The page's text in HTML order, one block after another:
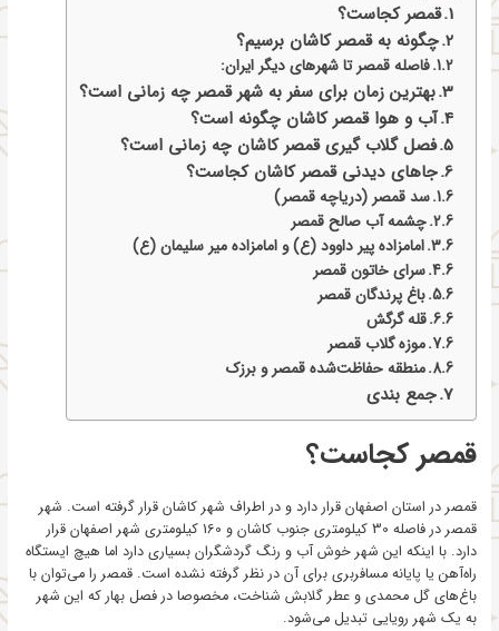
قمصر کجاست؟
چگونه به قمصر کاشان برسیم؟
فاصله قمصر تا شهرهای دیگر ایران:
بهترین زمان برای سفر به شهر قمصر چه زمانی است؟
آب و هوا قمصر کاشان چگونه است؟
فصل گلاب گیری قمصر کاشان چه زمانی است؟
جاهای دیدنی قمصر کاشان کجاست؟
سد قمصر (دریاچه قمصر)
چشمه آب صالح قمصر
امامزاده پیر داوود (ع) و امامزاده میر سلیمان (ع)
سرای خاتون قمصر
باغ پرندگان قمصر
قله گرگش
موزه گلاب قمصر
منطقه حفاظت‌شده قمصر و برزک
جمع بندی
قمصر کجاست؟
قمصر در استان اصفهان قرار دارد و در اطراف شهر کاشان قرار گرفته است. شهر
قمصر در فاصله 30 کیلومتری جنوب کاشان و 160 کیلومتری شهر اصفهان قرار
دارد. با اینکه این شهر خوش آب و رنگ گردشگران بسیاری دارد اما هیچ ایستگاه
راه‌آهن یا پایانه مسافربری برای آن در نظر گرفته نشده است. قمصر را می‌توان با
باغ‌های گل محمدی و عطر گلابش شناخت، مخصوصا در فصل بهار که این شهر
به یک شهر رویایی تبدیل می‌شود.